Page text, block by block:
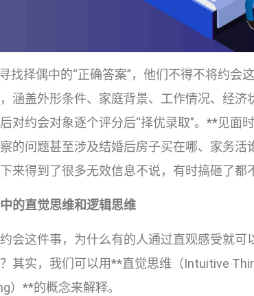
找择偶中的“正确答案”，他们不得不将约会
涵盖外形条件、家庭背景、工作情况、经
对约会对象逐个评分后“择优录取”。**见面
的问题甚至涉及结婚后房子买在哪、家务
来得到了很多无效信息不说，有时搞砸了都
的直觉思维和逻辑思维
会这件事，为什么有的人通过直观感受就
其实，我们可以用**直觉思维（Intuitive
）**的概念来解释。